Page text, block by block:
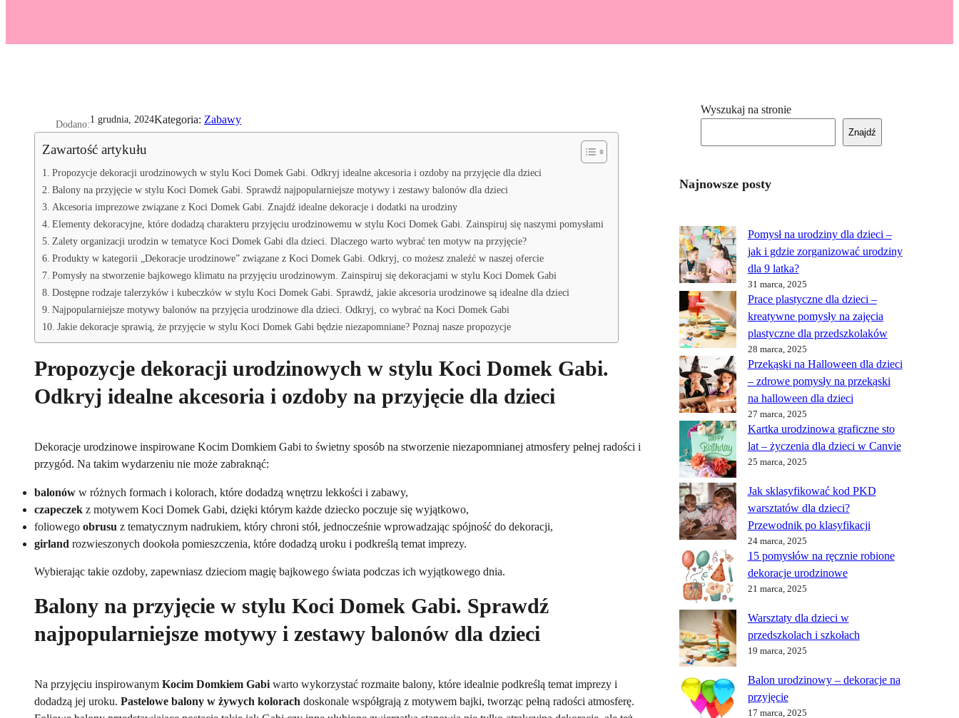
Dodano:1 grudnia, 2024Kategoria: Zabawy
Zawartość artykułu
Propozycje dekoracji urodzinowych w stylu Koci Domek Gabi. Odkryj idealne akcesoria i ozdoby na przyjęcie dla dzieci
Balony na przyjęcie w stylu Koci Domek Gabi. Sprawdź najpopularniejsze motywy i zestawy balonów dla dzieci
Akcesoria imprezowe związane z Koci Domek Gabi. Znajdź idealne dekoracje i dodatki na urodziny
Elementy dekoracyjne, które dodadzą charakteru przyjęciu urodzinowemu w stylu Koci Domek Gabi. Zainspiruj się naszymi pomysłami
Zalety organizacji urodzin w tematyce Koci Domek Gabi dla dzieci. Dlaczego warto wybrać ten motyw na przyjęcie?
Produkty w kategorii „Dekoracje urodzinowe” związane z Koci Domek Gabi. Odkryj, co możesz znaleźć w naszej ofercie
Pomysły na stworzenie bajkowego klimatu na przyjęciu urodzinowym. Zainspiruj się dekoracjami w stylu Koci Domek Gabi
Dostępne rodzaje talerzyków i kubeczków w stylu Koci Domek Gabi. Sprawdź, jakie akcesoria urodzinowe są idealne dla dzieci
Najpopularniejsze motywy balonów na przyjęcia urodzinowe dla dzieci. Odkryj, co wybrać na Koci Domek Gabi
Jakie dekoracje sprawią, że przyjęcie w stylu Koci Domek Gabi będzie niezapomniane? Poznaj nasze propozycje
Propozycje dekoracji urodzinowych w stylu Koci Domek Gabi.
Odkryj idealne akcesoria i ozdoby na przyjęcie dla dzieci
Dekoracje urodzinowe inspirowane Kocim Domkiem Gabi to świetny sposób na stworzenie niezapomnianej atmosfery pełnej radości i
przygód. Na takim wydarzeniu nie może zabraknąć:
balonów w różnych formach i kolorach, które dodadzą wnętrzu lekkości i zabawy,
czapeczek z motywem Koci Domek Gabi, dzięki którym każde dziecko poczuje się wyjątkowo,
foliowego obrusu z tematycznym nadrukiem, który chroni stół, jednocześnie wprowadzając spójność do dekoracji,
girland rozwieszonych dookoła pomieszczenia, które dodadzą uroku i podkreślą temat imprezy.
Wybierając takie ozdoby, zapewniasz dzieciom magię bajkowego świata podczas ich wyjątkowego dnia.
Balony na przyjęcie w stylu Koci Domek Gabi. Sprawdź
najpopularniejsze motywy i zestawy balonów dla dzieci
Na przyjęciu inspirowanym Kocim Domkiem Gabi warto wykorzystać rozmaite balony, które idealnie podkreślą temat imprezy i
dodadzą jej uroku. Pastelowe balony w żywych kolorach doskonale współgrają z motywem bajki, tworząc pełną radości atmosferę.
Wyszukaj na stronie
Znajdź
Najnowsze posty
Pomysł na urodziny dla dzieci –
jak i gdzie zorganizować urodziny
dla 9 latka?
31 marca, 2025
Prace plastyczne dla dzieci –
kreatywne pomysły na zajęcia
plastyczne dla przedszkolaków
28 marca, 2025
Przekąski na Halloween dla dzieci
– zdrowe pomysły na przekąski
na halloween dla dzieci
27 marca, 2025
Kartka urodzinowa graficzne sto
lat – życzenia dla dzieci w Canvie
25 marca, 2025
Jak sklasyfikować kod PKD
warsztatów dla dzieci?
Przewodnik po klasyfikacji
24 marca, 2025
15 pomysłów na ręcznie robione
dekoracje urodzinowe
21 marca, 2025
Warsztaty dla dzieci w
przedszkolach i szkołach
19 marca, 2025
Balon urodzinowy – dekoracje na
przyjęcie
17 marca, 2025